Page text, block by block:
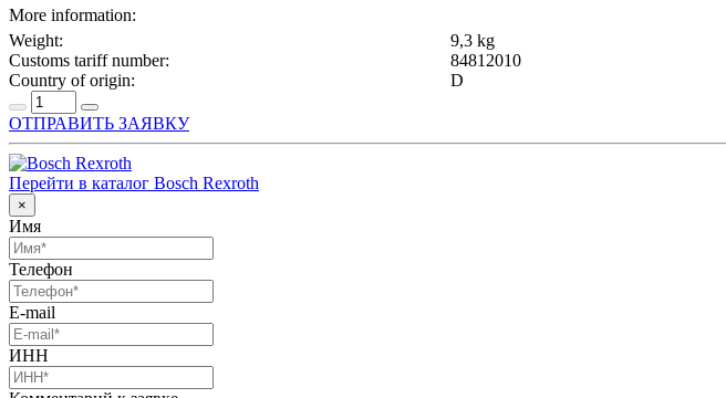
More information:
Weight:
9,3 kg
Customs tariff number:
84812010
Country of origin:
D
ОТПРАВИТЬ ЗАЯВКУ
Перейти в каталог Bosch Rexroth
×
Имя
Телефон
E-mail
ИНН